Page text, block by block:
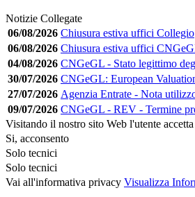
Notizie Collegate
06/08/2026 Chiusura estiva uffici Collegio
06/08/2026 Chiusura estiva uffici
04/08/2026 CNGeGL - Stato legittimo
30/07/2026 CNGeGL: European
27/07/2026 Agenzia Entrate - Nota
09/07/2026 CNGeGL - REV - Termine
Visitando il nostro sito Web l'utente
Si, acconsento
Solo tecnici
Solo tecnici
Vai all'informativa privacy Visualizza